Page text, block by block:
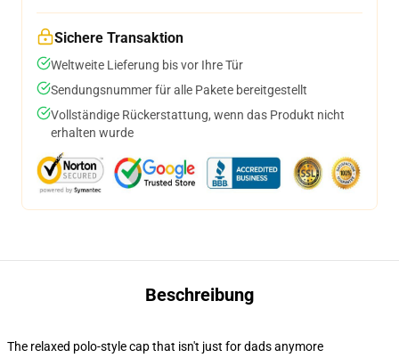
Sichere Transaktion
Weltweite Lieferung bis vor Ihre Tür
Sendungsnummer für alle Pakete bereitgestellt
Vollständige Rückerstattung, wenn das Produkt nicht
erhalten wurde
Beschreibung
The relaxed polo-style cap that isn't just for dads anymore